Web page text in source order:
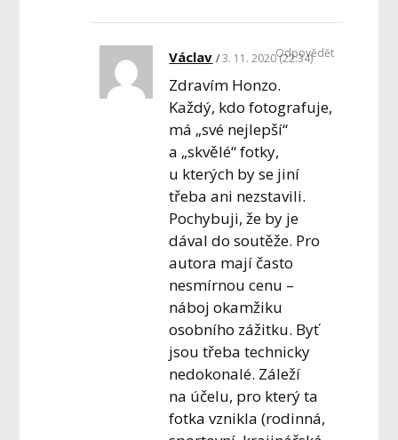
Václav 3. 11. 2020 (22:34)
Zdravím Honzo.
Každý, kdo fotografuje,
má „své nejlepší“
a „skvělé“ fotky,
u kterých by se jiní
třeba ani nezstavili.
Pochybuji, že by je
dával do soutěže. Pro
autora mají často
nesmírnou cenu –
náboj okamžiku
osobního zážitku. Byť
jsou třeba technicky
nedokonalé. Záleží
na účelu, pro který ta
fotka vznikla (rodinná,
Odpovědět